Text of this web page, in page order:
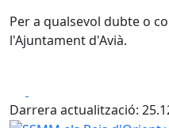
Per a qualsevol dubte o
l'Ajuntament d'Avià.
Darrera actualització: